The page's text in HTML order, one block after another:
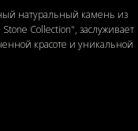
натуральный камень из
Collection", заслуживает
красоте и уникальной